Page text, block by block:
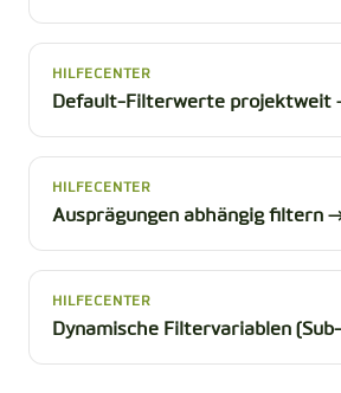
HILFECENTER
Default-Filterwerte projektweit
HILFECENTER
Ausprägungen abhängig filtern
HILFECENTER
Dynamische Filtervariablen